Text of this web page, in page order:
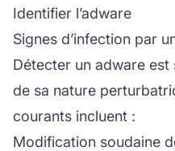
Identifier l’adware
Signes d’infection par
Détecter un adware
de sa nature
courants incluent :
Modification soudaine